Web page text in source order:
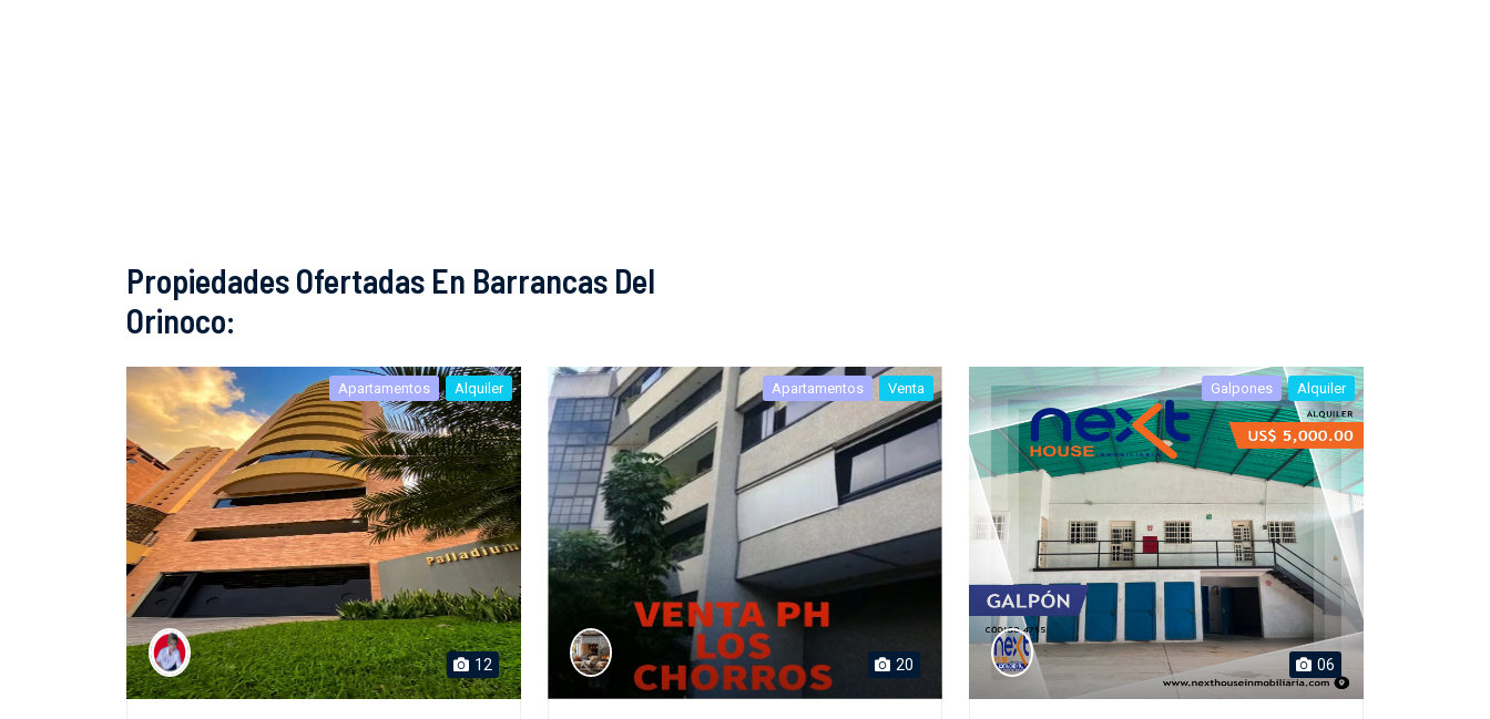
Propiedades Ofertadas En Barrancas Del
Orinoco:
Apartamentos Alquiler
12
Apartamentos Venta
20
Galpones Alquiler
06